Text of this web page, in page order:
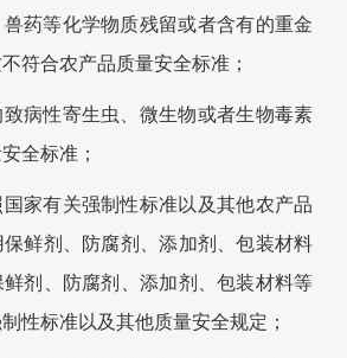
兽药等化学物质残留或者含有的重金
符合农产品质量安全标准；
致病性寄生虫、微生物或者生物毒素
全标准；
国家有关强制性标准以及其他农产品
鲜剂、防腐剂、添加剂、包装材料
剂、防腐剂、添加剂、包装材料等
性标准以及其他质量安全规定；